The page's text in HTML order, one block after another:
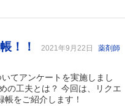
！！ 2021年9月22日
薬剤師
てアンケートを実施しまし
の工夫とは？ 今回は、リクエ
をご紹介します！